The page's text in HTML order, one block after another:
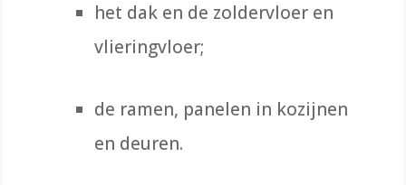
het dak en de zoldervloer en
vlieringvloer;
de ramen, panelen in kozijnen
en deuren.